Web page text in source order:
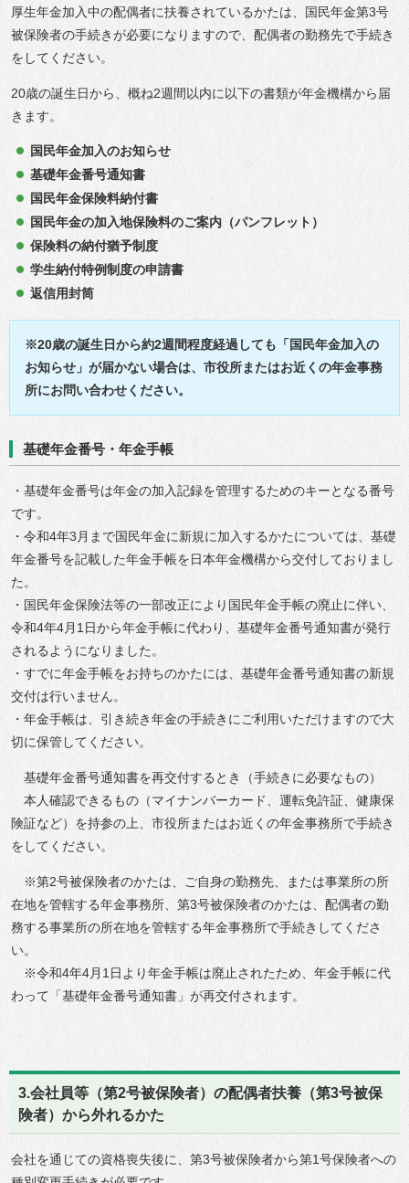
厚生年金加入中の配偶者に扶養されているかたは、国民年金第3号
被保険者の手続きが必要になりますので、配偶者の勤務先で手続き
をしてください。
20歳の誕生日から、概ね2週間以内に以下の書類が年金機構から届
きます。
国民年金加入のお知らせ
基礎年金番号通知書
国民年金保険料納付書
国民年金の加入地保険料のご案内（パンフレット）
保険料の納付猶予制度
学生納付特例制度の申請書
返信用封筒
※20歳の誕生日から約2週間程度経過しても「国民年金加入の
お知らせ」が届かない場合は、市役所またはお近くの年金事務
所にお問い合わせください。
基礎年金番号・年金手帳
・基礎年金番号は年金の加入記録を管理するためのキーとなる番号
です。
・令和4年3月まで国民年金に新規に加入するかたについては、基礎
年金番号を記載した年金手帳を日本年金機構から交付しておりまし
た。
・国民年金保険法等の一部改正により国民年金手帳の廃止に伴い、
令和4年4月1日から年金手帳に代わり、基礎年金番号通知書が発行
されるようになりました。
・すでに年金手帳をお持ちのかたには、基礎年金番号通知書の新規
交付は行いません。
・年金手帳は、引き続き年金の手続きにご利用いただけますので大
切に保管してください。
基礎年金番号通知書を再交付するとき（手続きに必要なもの）
本人確認できるもの（マイナンバーカード、運転免許証、健康保
険証など）を持参の上、市役所またはお近くの年金事務所で手続き
をしてください。
※第2号被保険者のかたは、ご自身の勤務先、または事業所の所
在地を管轄する年金事務所、第3号被保険者のかたは、配偶者の勤
務する事業所の所在地を管轄する年金事務所で手続きしてくださ
い。
※令和4年4月1日より年金手帳は廃止されたため、年金手帳に代
わって「基礎年金番号通知書」が再交付されます。
3.会社員等（第2号被保険者）の配偶者扶養（第3号被保
険者）から外れるかた
会社を通じての資格喪失後に、第3号被保険者から第1号保険者への